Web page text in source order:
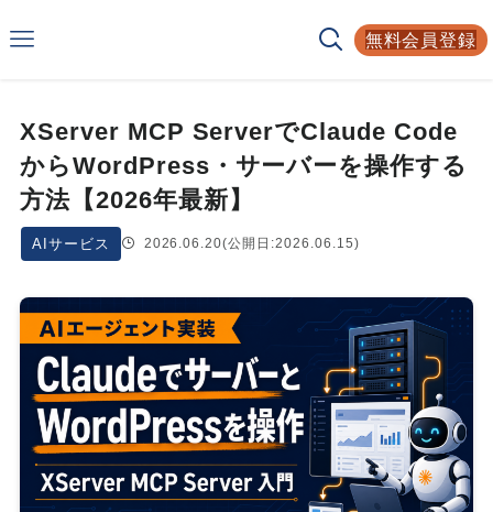
無料会員登録
XServer MCP ServerでClaude Code
からWordPress・サーバーを操作する
方法【2026年最新】
AIサービス 2026.06.20(公開日:2026.06.15)